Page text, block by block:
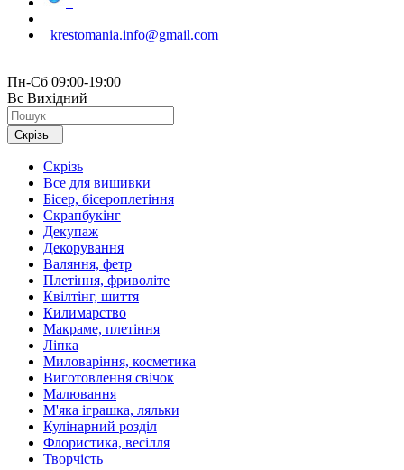
krestomania.info@gmail.com
Пн-Сб 09:00-19:00
Вс Вихідний
Скрізь
Скрізь
Все для вишивки
Бісер, бісероплетіння
Скрапбукінг
Декупаж
Декорування
Валяння, фетр
Плетіння, фриволіте
Квілтінг, шиття
Килимарство
Макраме, плетіння
Ліпка
Миловаріння, косметика
Виготовлення свічок
Малювання
М'яка іграшка, ляльки
Кулінарний розділ
Флористика, весілля
Творчість